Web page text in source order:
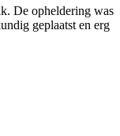
De opheldering was
geplaatst en erg